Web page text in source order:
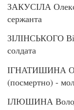
ЗАКУСІЛА
сержанта
ЗІЛІНСЬКОГО
солдата
ІГНАТИШИНА
(посмертно) -
ІЛЮШИНА